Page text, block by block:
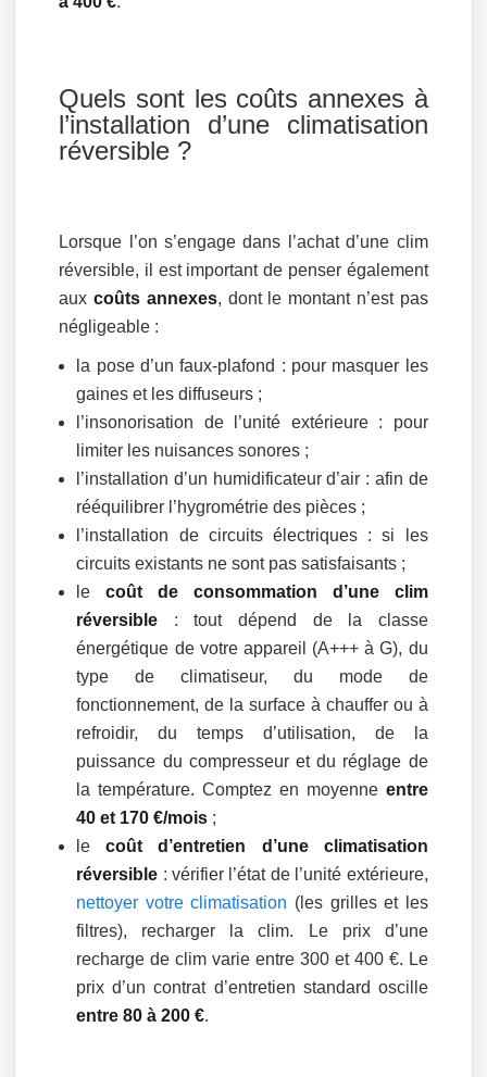
Quels sont les coûts annexes à
l’installation d’une climatisation
réversible ?
Lorsque l’on s’engage dans l’achat d’une clim
réversible, il est important de penser également
aux coûts annexes, dont le montant n’est pas
négligeable :
la pose d’un faux-plafond : pour masquer les
gaines et les diffuseurs ;
l’insonorisation de l’unité extérieure : pour
limiter les nuisances sonores ;
l’installation d’un humidificateur d’air : afin de
rééquilibrer l’hygrométrie des pièces ;
l’installation de circuits électriques : si les
circuits existants ne sont pas satisfaisants ;
le coût de consommation d’une clim
réversible : tout dépend de la classe
énergétique de votre appareil (A+++ à G), du
type de climatiseur, du mode de
fonctionnement, de la surface à chauffer ou à
refroidir, du temps d’utilisation, de la
puissance du compresseur et du réglage de
la température. Comptez en moyenne entre
40 et 170 €/mois ;
le coût d’entretien d’une climatisation
réversible : vérifier l’état de l’unité extérieure,
nettoyer votre climatisation (les grilles et les
filtres), recharger la clim. Le prix d’une
recharge de clim varie entre 300 et 400 €. Le
prix d’un contrat d’entretien standard oscille
entre 80 à 200 €.